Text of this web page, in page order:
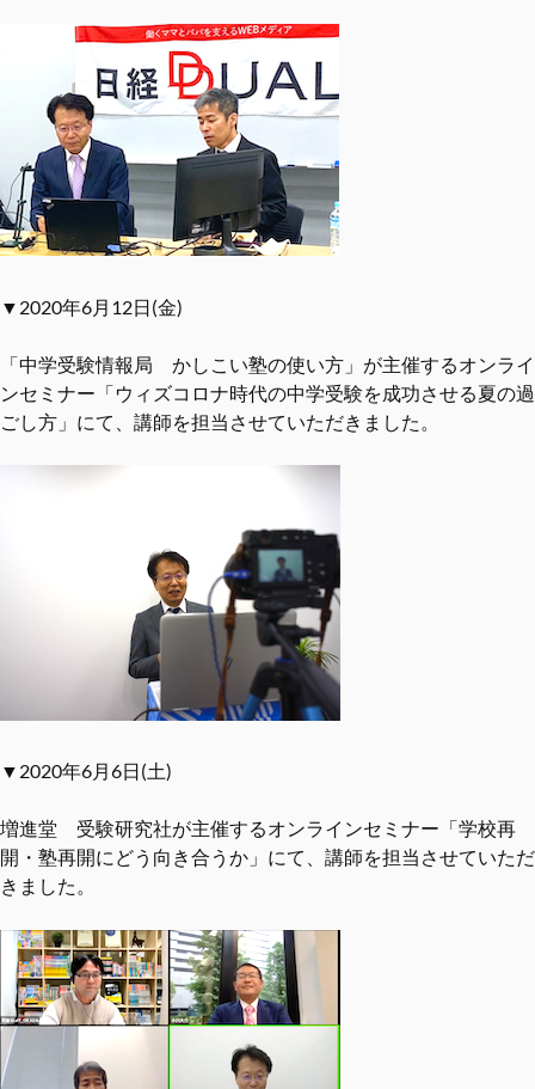
▼2020年6月12日(金)
「中学受験情報局 かしこい塾の使い方」が主催するオンライ
ンセミナー「ウィズコロナ時代の中学受験を成功させる夏の過
ごし方」にて、講師を担当させていただきました。
▼2020年6月6日(土)
増進堂 受験研究社が主催するオンラインセミナー「学校再
開・塾再開にどう向き合うか」にて、講師を担当させていただ
きました。